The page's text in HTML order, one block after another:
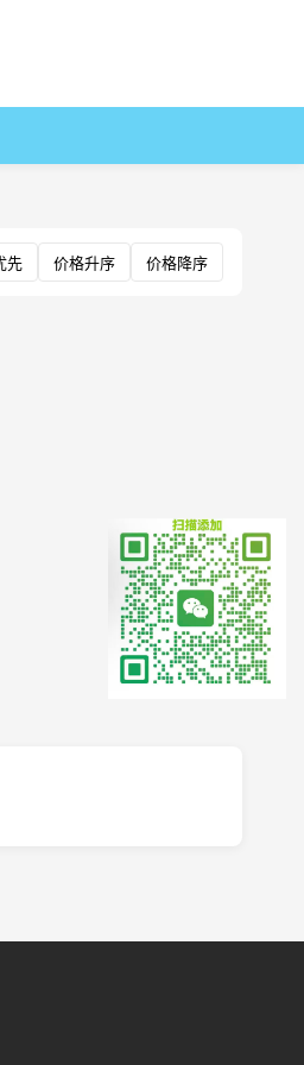
先 价格升序 价格降序